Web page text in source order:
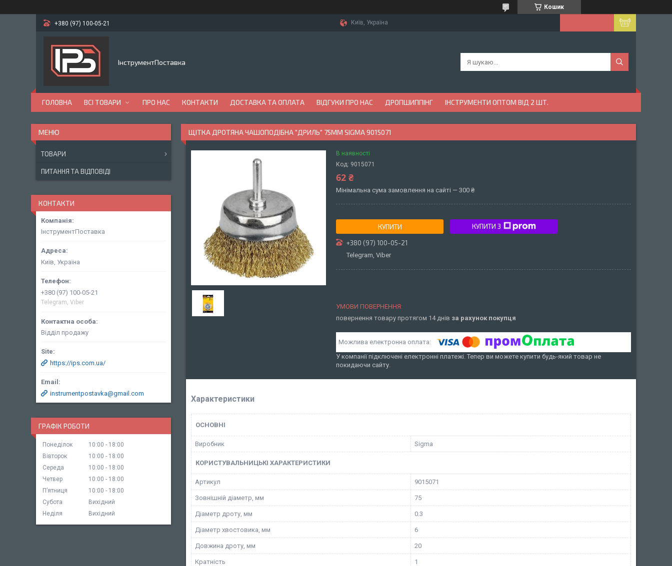
Кошик
+380 (97) 100-05-21 Київ, Україна
ІнструментПоставка
ГОЛОВНА ВСІ ТОВАРИ ПРО НАС КОНТАКТИ ДОСТАВКА ТА ОПЛАТА ВІДГУКИ ПРО НАС ДРОПШИППІНГ ІНСТРУМЕНТИ ОПТОМ ВІД 2 ШТ.
ЩІТКА ДРОТЯНА ЧАШОПОДІБНА "ДРИЛЬ" 75ММ SIGMA 9015071
В наявності
Код: 9015071
62 ₴
Мінімальна сума замовлення на сайті — 300 ₴
КУПИТИ КУПИТИ З
+380 (97) 100-05-21
Telegram, Viber
повернення товару протягом 14 днів за рахунок покупця
У компанії підключені електронні платежі. Тепер ви можете купити будь-який товар не
покидаючи сайту.
Характеристики
ОСНОВНІ
Виробник Sigma
КОРИСТУВАЛЬНИЦЬКІ ХАРАКТЕРИСТИКИ
Артикул 9015071
Зовнішній діаметр, мм 75
Діаметр дроту, мм 0.3
Діаметр хвостовика, мм 6
Довжина дроту, мм 20
Кратність 1
ТОВАРИ
ПИТАННЯ ТА ВІДПОВІДІ
КОНТАКТИ
ІнструментПоставка
Київ, Україна
+380 (97) 100-05-21
Telegram, Viber
Відділ продажу
https://ips.com.ua/
instrumentpostavka@gmail.com
ГРАФІК РОБОТИ
Понеділок 10:00
18:00
Вівторок
10:00
18:00
Середа
10:00
18:00
Четвер
10:00
18:00
Пʼятниця
10:00
18:00
Субота
Вихідний
Неділя
Вихідний